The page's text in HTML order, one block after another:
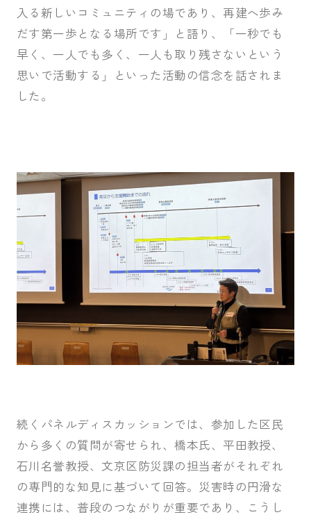
入る新しいコミュニティの場であり、再建へ歩み
だす第一歩となる場所です」と語り、「一秒でも
早く、一人でも多く、一人も取り残さないという
思いで活動する」といった活動の信念を話されま
した。
続くパネルディスカッションでは、参加した区民
から多くの質問が寄せられ、橋本氏、平田教授、
石川名誉教授、文京区防災課の担当者がそれぞれ
の専門的な知見に基づいて回答。災害時の円滑な
連携には、普段のつながりが重要であり、こうし